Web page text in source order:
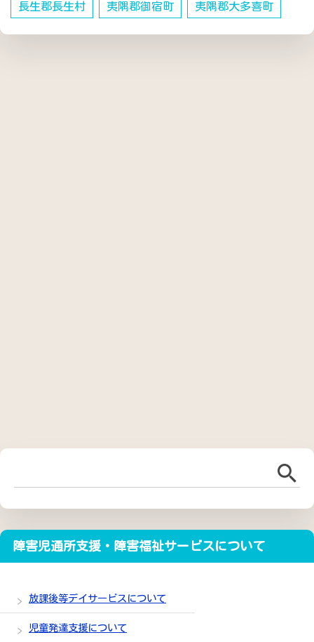
長生郡長生村 夷隅郡御宿町 夷隅郡大多喜町
障害児通所支援・障害福祉サービスについて
放課後等デイサービスについて
児童発達支援について